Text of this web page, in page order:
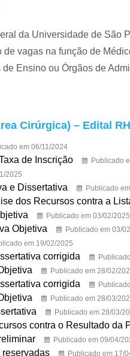
da Universidade de São
vagas na função de
Ensino ou Órgãos de
Cirúrgica) – Edital
em 06/11/2024
de Inscrição Publicado
2025
e Dissertativa Publicado
dos Recursos contra a
Publicado em 03/02/2025
Objetiva Publicado em 03/
em 19/02/2025
corrigida
Publicado em 28/02/
corrigida
Publicado em 28/03/
Publicado em 28/03/
contra o Resultado da
Publicado em 09/04/
Publicado em 17/